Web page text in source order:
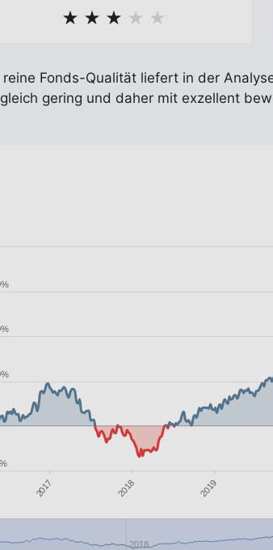
★ ★ ★ ★ ★
reine Fonds-Qualität liefert in der
gering und daher mit exzellent
2017 2018 2019
2018